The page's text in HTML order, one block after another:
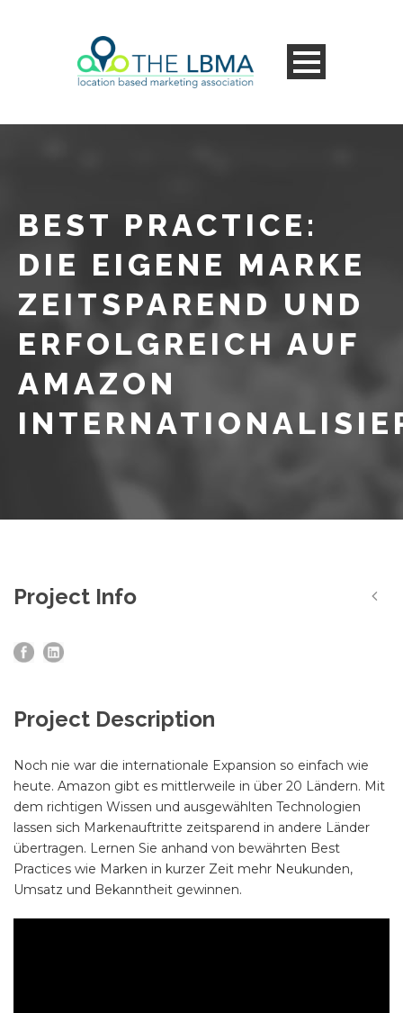
BEST PRACTICE:
DIE EIGENE MARKE
ZEITSPAREND UND
ERFOLGREICH AUF
AMAZON
Project Info
Project Description
Noch nie war die internationale Expansion so einfach wie
heute. Amazon gibt es mittlerweile in über 20 Ländern. Mit
dem richtigen Wissen und ausgewählten Technologien
lassen sich Markenauftritte zeitsparend in andere Länder
übertragen. Lernen Sie anhand von bewährten Best
Practices wie Marken in kurzer Zeit mehr Neukunden,
Umsatz und Bekanntheit gewinnen.